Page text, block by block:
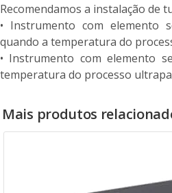
Recomendamos a instalação de
• Instrumento com elemento
quando a temperatura do
• Instrumento com elemento
temperatura do processo
Mais produtos